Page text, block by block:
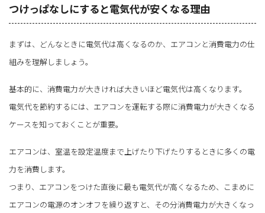
つけっぱなしにすると電気代が安くなる理由
まずは、どんなときに電気代は高くなるのか、エアコンと消費電力の仕
組みを理解しましょう。
基本的に、消費電力が大きければ大きいほど電気代は高くなります。
電気代を節約するには、エアコンを運転する際に消費電力が大きくなる
ケースを知っておくことが重要。
エアコンは、室温を設定温度まで上げたり下げたりするときに多くの電
力を消費します。
つまり、エアコンをつけた直後に最も電気代が高くなるため、こまめに
エアコンの電源のオンオフを繰り返すと、その分消費電力が大きくなっ